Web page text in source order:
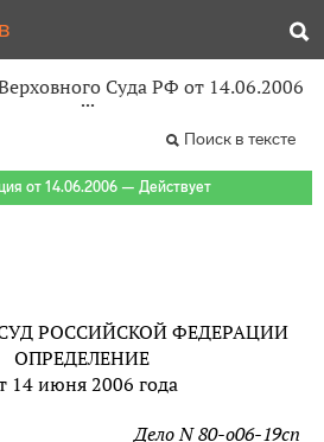
Суда РФ от 14.06.2006
Поиск в тексте
от 14.06.2006 — Действует
РОССИЙСКОЙ ФЕДЕРАЦИИ
ОПРЕДЕЛЕНИЕ
14 июня 2006 года
Дело N 80-о06-19сп